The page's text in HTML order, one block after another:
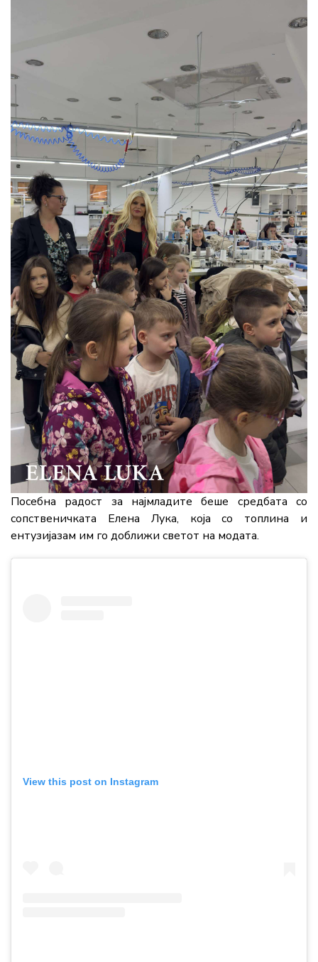
Посебна радост за најмладитебеше средбатасо
сопственичката Елена Лука, којасо топлина и
ентузијазам им го доближи светот на модата.
View this post on Instagram